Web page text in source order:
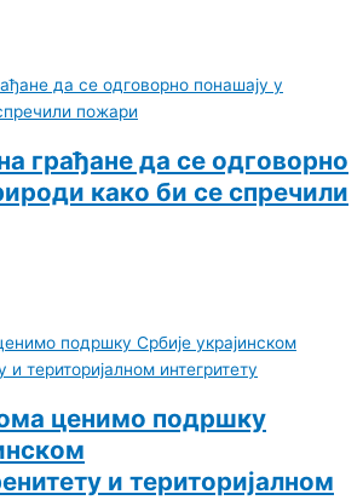
грађане да се одговорно
како би се спречили
ценимо подршку
и територијалном